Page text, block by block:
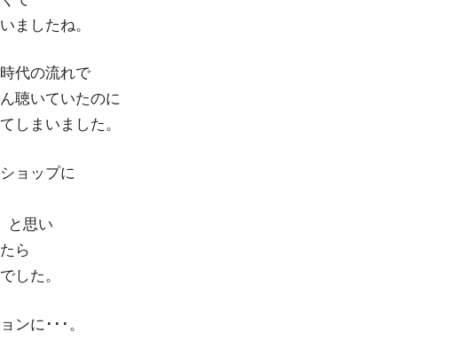
ましたね。
代の流れで
聴いていたのに
しまいました。
ョップに
と思い
ら
した。
ンに･･･。